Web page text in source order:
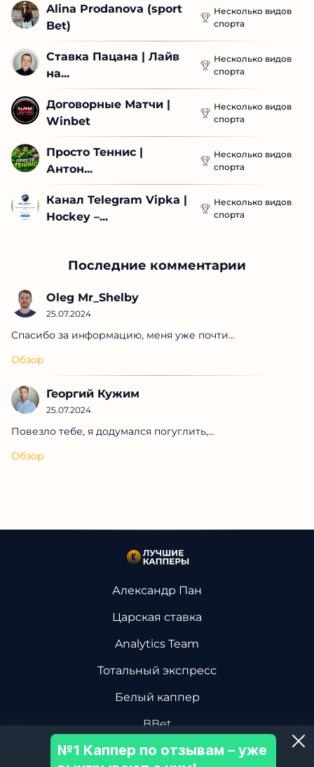
Alina Prodanova (sport
Bet)
Несколько видов
спорта
Ставка Пацана | Лайв
на...
Несколько видов
спорта
Договорные Матчи |
Winbet
Несколько видов
спорта
Просто Теннис |
Антон...
Несколько видов
спорта
Канал Telegram Vipka |
Hockey –...
Несколько видов
спорта
Последние комментарии
Oleg Mr_Shelby
25.07.2024
Спасибо за информацию, меня уже почти...
Обзор
Георгий Кужим
25.07.2024
Повезло тебе, я додумался погуглить,...
Обзор
Александр Пан
Царская ставка
Analytics Team
Тотальный экспресс
Белый каппер
BBet
Василий Винокуров
№1 Каппер по отзывам – уже